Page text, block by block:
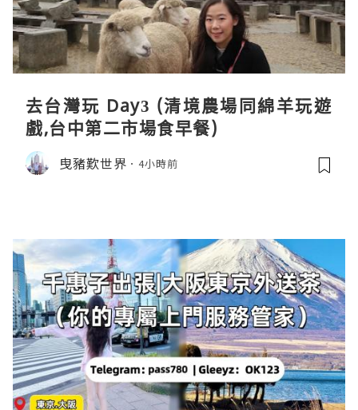
去台灣玩 Day3 (清境農場同綿羊玩遊
戲,台中第二市場食早餐)
曳豬歎世界 4小時前